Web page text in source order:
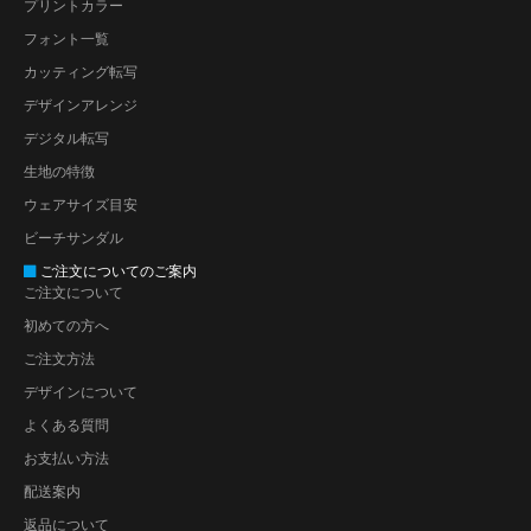
プリントカラー
フォント一覧
カッティング転写
デザインアレンジ
デジタル転写
生地の特徴
ウェアサイズ目安
ビーチサンダル
ご注文についてのご案内
ご注文について
初めての方へ
ご注文方法
デザインについて
よくある質問
お支払い方法
配送案内
返品について